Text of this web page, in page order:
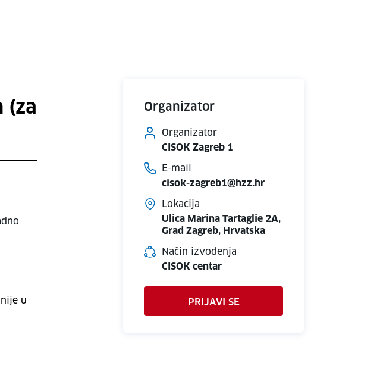
(za
u
Organizator
Organizator
CISOK Zagreb 1
E-mail
cisok-zagreb1@hzz.hr
Lokacija
Ulica Marina Tartaglie 2A,
Grad Zagreb, Hrvatska
Način izvođenja
CISOK centar
PRIJAVI SE